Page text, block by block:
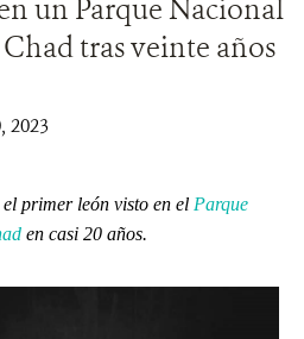
un Parque Nacional
tras veinte años
2023
primer león visto en el Parque
en casi 20 años.